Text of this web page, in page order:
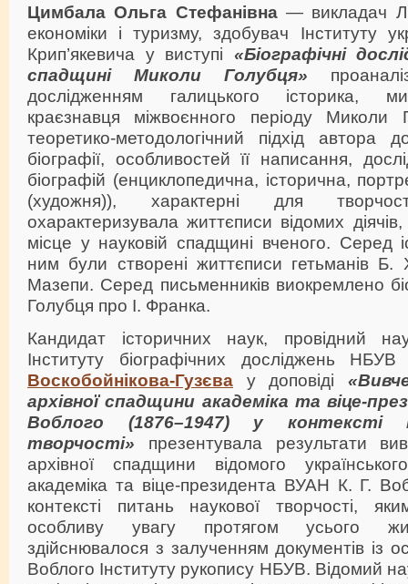
Цимбала Ольга Стефанівна— викладач
економіки і туризму, здобувач Інституту
Крип’якевича у виступі «Біографічні
спадщині Миколи Голубця»
дослідженням галицького історика,
краєзнавця міжвоєнного періоду Миколи
теоретико-методологічний підхід автора
біографії, особливостей її написання,
біографій (енциклопедична, історична,
(художня)), характерні для
охарактеризувала життєписи відомих
місце у науковій спадщині вченого. Серед
ним були створені життєписи гетьманів Б.
Мазепи. Серед письменників виокремлено
Голубця про І. Франка.
Кандидат історичних наук, провідний
Інституту біографічних досліджень
Воскобойнікова-Гузєва у доповіді
архівної спадщини академіка та віце-
Воблого (1876–1947) у контексті
творчості» презентувала результати
архівної спадщини відомого
академіка та віце-президента ВУАН К. Г.
контексті питань наукової творчості,
особливу увагу протягом усього
здійснювалося з залученням документів із
Воблого Інституту рукопису НБУВ. Відомий